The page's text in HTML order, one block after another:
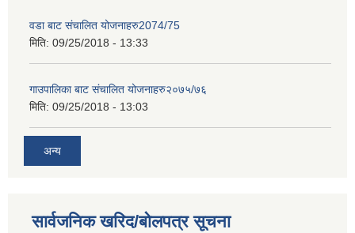
वडा बाट संचालित योजनाहरु2074/75
मिति: 09/25/2018 - 13:33
गाउपालिका बाट संचालित योजनाहरु२०७५/७६
मिति: 09/25/2018 - 13:03
अन्य
सार्वजनिक खरिद/बोलपत्र सूचना